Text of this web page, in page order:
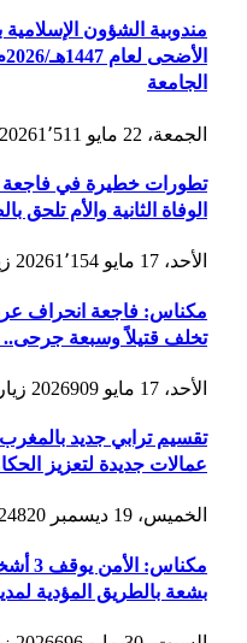
مندوبية الشؤون
الجامعة
الجمعة، 22 مايو 2026 1٬511
تطورات خطيرة في
الوفاة الثانية والأم تلحق
الأحد، 17 مايو 2026 1٬154
مكناس: فاجعة انحراف
تخلف قتيلاً وسبعة جرحى..
الأحد، 17 مايو 2026 909
عمالات جديدة لتعزيز
الخميس، 19 ديسمبر 2024 820
بشعة بالطريق المؤدية